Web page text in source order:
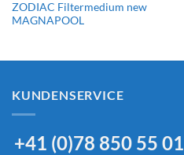
ZODIAC Filtermedium new
MAGNAPOOL
KUNDENSERVICE
+41 (0)78 850 55 01